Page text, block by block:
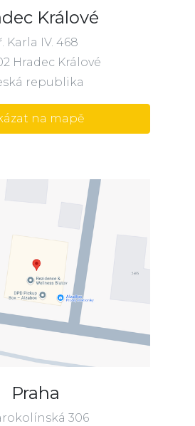
Králové
Karla IV. 468
Hradec Králové
republika
na mapě
Praha
306